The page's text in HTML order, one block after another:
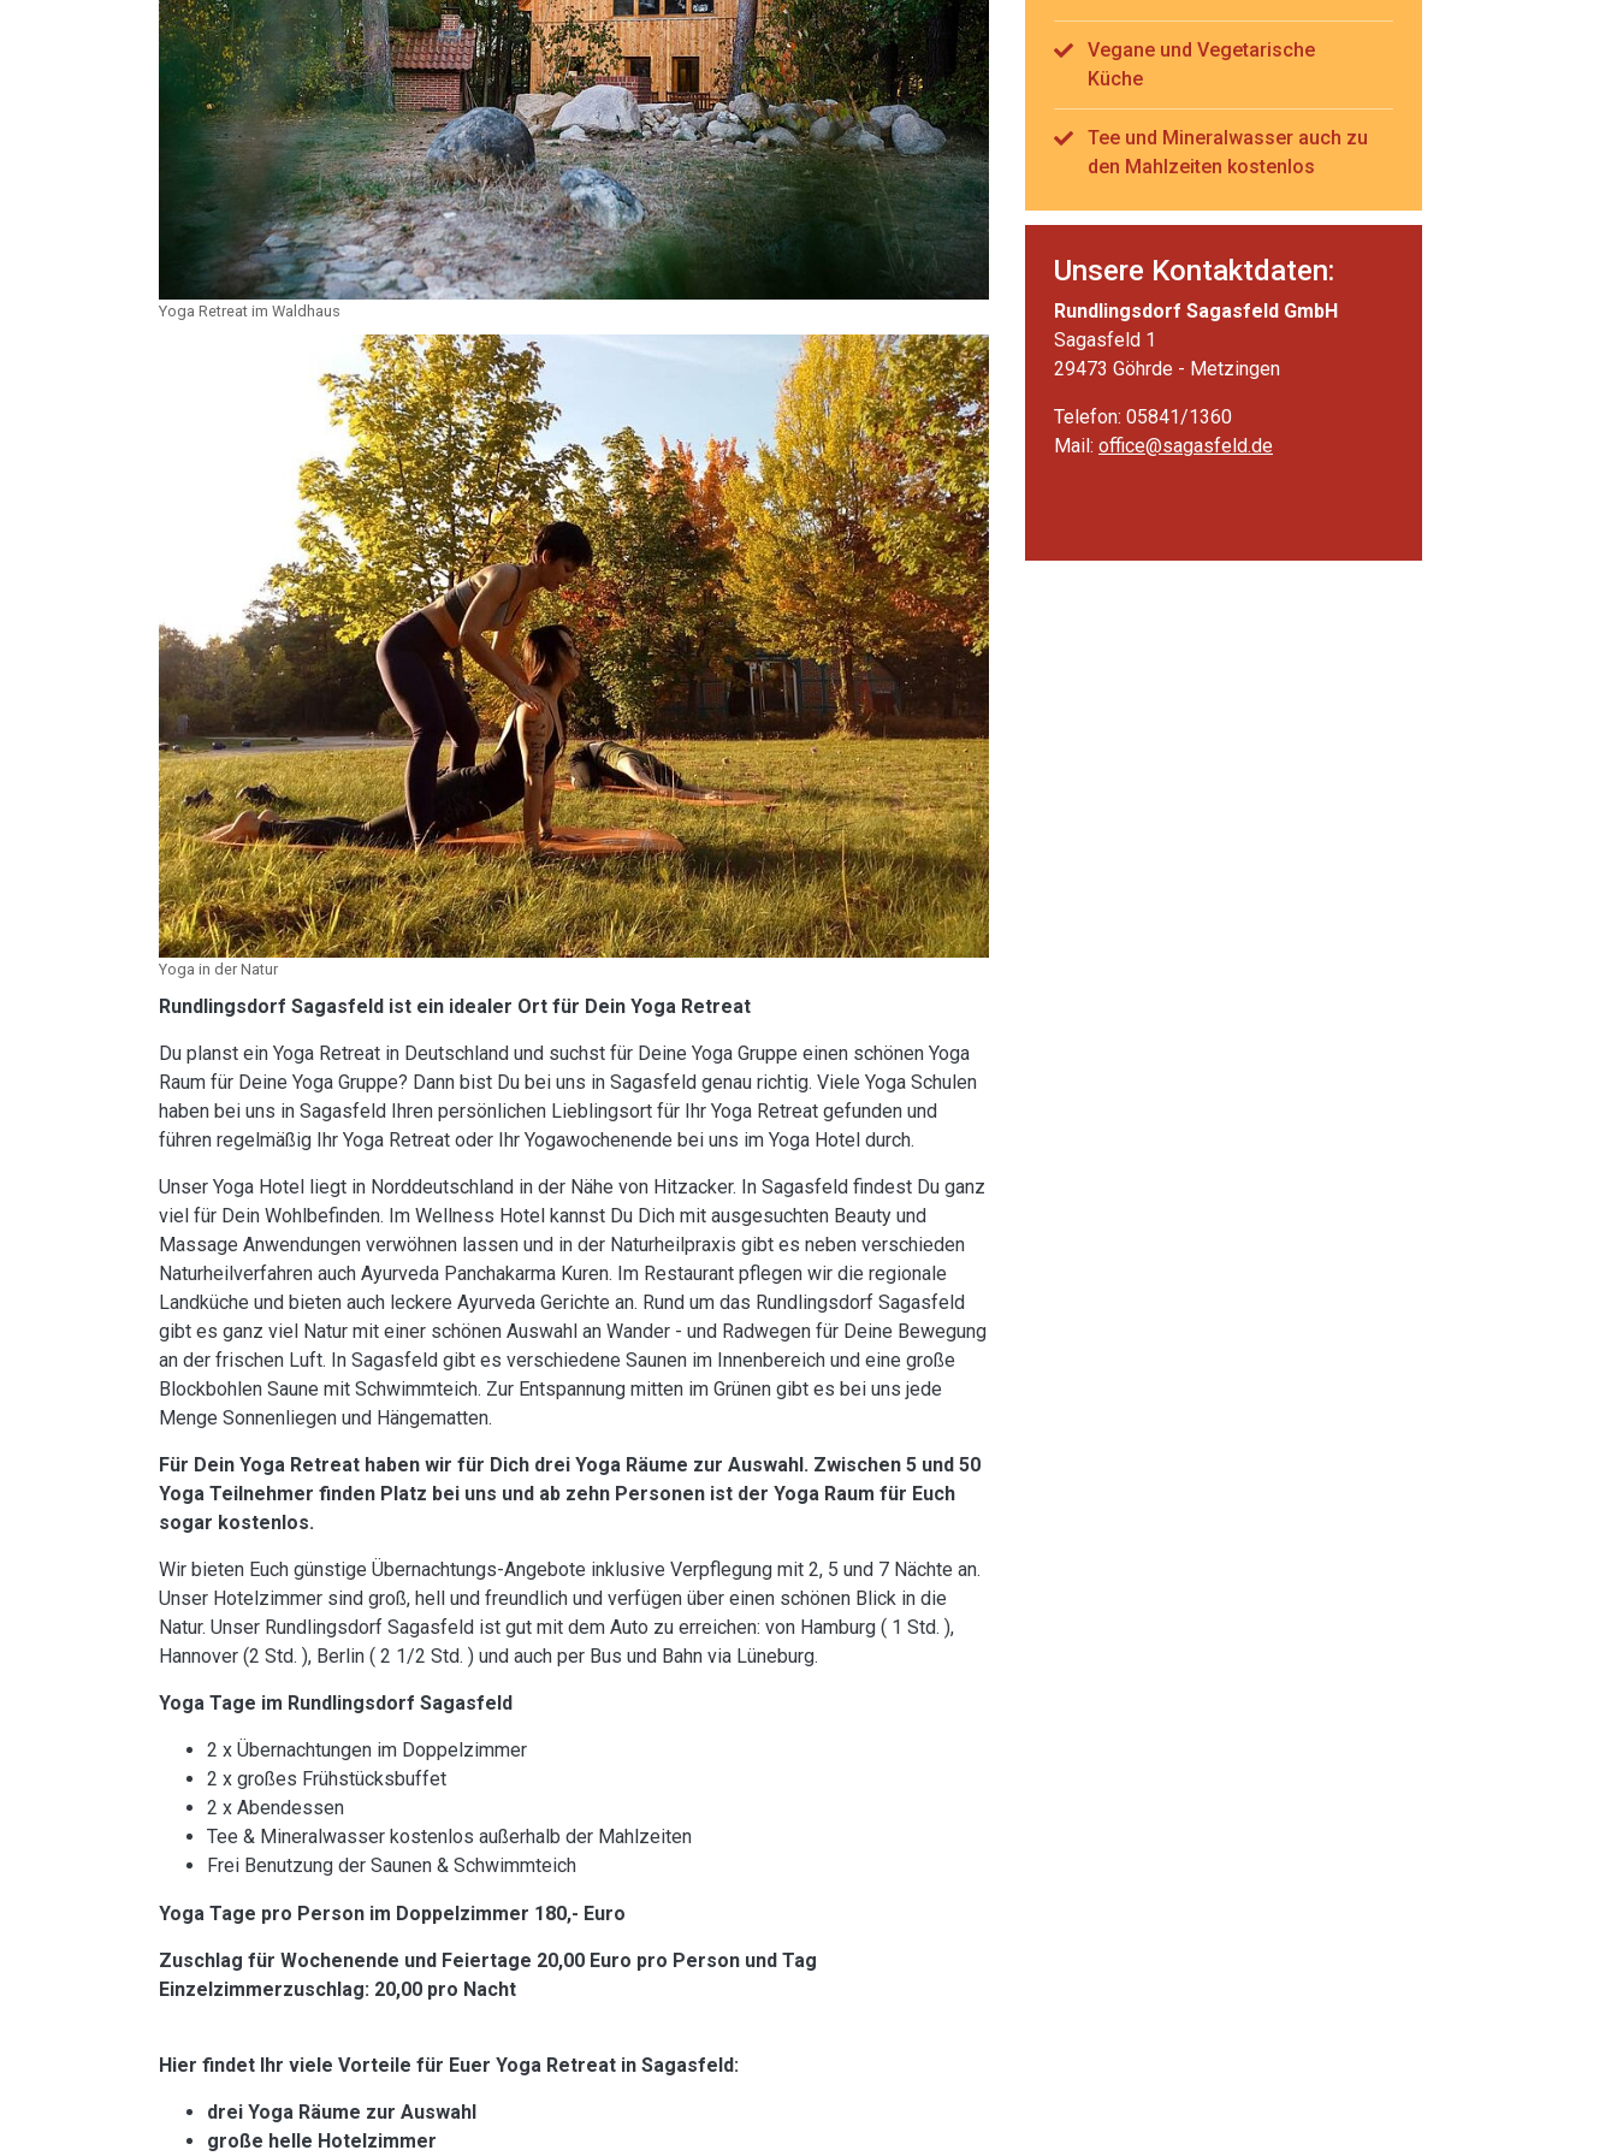
Yoga Retreat im Waldhaus
Yoga in der Natur
Rundlingsdorf Sagasfeld ist ein idealer Ort für Dein Yoga Retreat
Du planst ein Yoga Retreat in Deutschland und suchst für Deine Yoga Gruppe einen schönen Yoga
Raum für Deine Yoga Gruppe? Dann bist Du bei uns in Sagasfeld genau richtig. Viele Yoga Schulen
haben bei uns in Sagasfeld Ihren persönlichen Lieblingsort für Ihr Yoga Retreat gefunden und
führen regelmäßig Ihr Yoga Retreat oder Ihr Yogawochenende bei uns im Yoga Hotel durch.
Unser Yoga Hotel liegt in Norddeutschland in der Nähe von Hitzacker. In Sagasfeld findest Du ganz
viel für Dein Wohlbefinden. Im Wellness Hotel kannst Du Dich mit ausgesuchten Beauty und
Massage Anwendungen verwöhnen lassen und in der Naturheilpraxis gibt es neben verschieden
Naturheilverfahren auch Ayurveda Panchakarma Kuren. Im Restaurant pflegen wir die regionale
Landküche und bieten auch leckere Ayurveda Gerichte an. Rund um das Rundlingsdorf Sagasfeld
gibt es ganz viel Natur mit einer schönen Auswahl an Wander - und Radwegen für Deine Bewegung
an der frischen Luft. In Sagasfeld gibt es verschiedene Saunen im Innenbereich und eine große
Blockbohlen Saune mit Schwimmteich. Zur Entspannung mitten im Grünen gibt es bei uns jede
Menge Sonnenliegen und Hängematten.
Für Dein Yoga Retreat haben wir für Dich drei Yoga Räume zur Auswahl. Zwischen 5 und 50
Yoga Teilnehmer finden Platz bei uns und ab zehn Personen ist der Yoga Raum für Euch
sogar kostenlos.
Wir bieten Euch günstige Übernachtungs-Angebote inklusive Verpflegung mit 2, 5 und 7 Nächte an.
Unser Hotelzimmer sind groß, hell und freundlich und verfügen über einen schönen Blick in die
Natur. Unser Rundlingsdorf Sagasfeld ist gut mit dem Auto zu erreichen: von Hamburg ( 1 Std. ),
Hannover (2 Std. ), Berlin ( 2 1/2 Std. ) und auch per Bus und Bahn via Lüneburg.
Yoga Tage im Rundlingsdorf Sagasfeld
2 x Übernachtungen im Doppelzimmer
2 x großes Frühstücksbuffet
2 x Abendessen
Tee & Mineralwasser kostenlos außerhalb der Mahlzeiten
Frei Benutzung der Saunen & Schwimmteich
Yoga Tage pro Person im Doppelzimmer 180,- Euro
Zuschlag für Wochenende und Feiertage 20,00 Euro pro Person und Tag
Einzelzimmerzuschlag: 20,00 pro Nacht
Hier findet Ihr viele Vorteile für Euer Yoga Retreat in Sagasfeld:
drei Yoga Räume zur Auswahl
große helle Hotelzimmer
Vegane und Vegetarische
Küche
Tee und Mineralwasser auch zu
den Mahlzeiten kostenlos
Unsere Kontaktdaten:
Rundlingsdorf Sagasfeld GmbH
Sagasfeld 1
29473 Göhrde - Metzingen
Telefon: 05841/1360
Mail: office@sagasfeld.de